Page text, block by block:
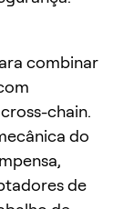
combinar
chain.
do
de